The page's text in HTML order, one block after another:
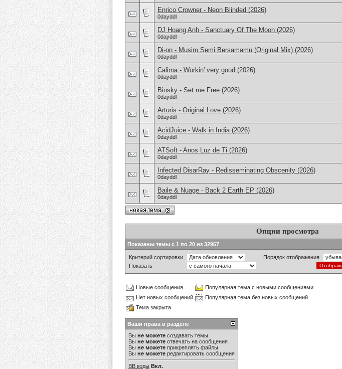
Enrico Crowner - Neon Blinded (2026)
0dayddl
DJ Hoang Anh - Sanctuary Of The Moon (2026)
0dayddl
Di-on - Musim Semi Bersamamu (Original Mix) (2026)
0dayddl
Calima - Workin' very good (2026)
0dayddl
Biosky - Set me Free (2026)
0dayddl
Arturis - Original Love (2026)
0dayddl
AcidJuice - Walk in India (2026)
0dayddl
ATSoft - Anos Luz de Ti (2026)
0dayddl
Infected DisarRay - Redisseminating Obscenity (2026)
0dayddl
Baile & Nuage - Back 2 Earth EP (2026)
0dayddl
Опции просмотра
Показаны темы с 1 по 20 из 32967
Критерий сортировки
Порядок отображения
Показать
Новые сообщения
Популярная тема с новыми сообщениями
Нет новых сообщений
Популярная тема без новых сообщений
Тема закрыта
Ваши права в разделе
Вы не можете создавать темы
Вы не можете отвечать на сообщения
Вы не можете прикреплять файлы
Вы не можете редактировать сообщения
BB коды Вкл.